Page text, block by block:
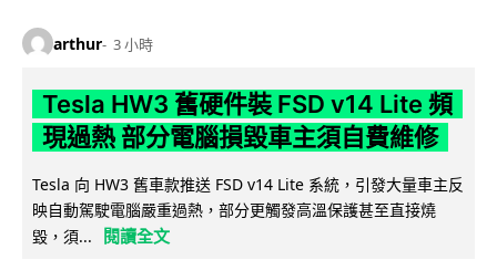
arthur 3 小時
Tesla HW3 舊硬件裝 FSD v14 Lite 頻
現過熱 部分電腦損毀車主須自費維修
Tesla 向 HW3 舊車款推送 FSD v14 Lite 系統，引發大量車主反
映自動駕駛電腦嚴重過熱，部分更觸發高溫保護甚至直接燒
毀，須...
閱讀全文